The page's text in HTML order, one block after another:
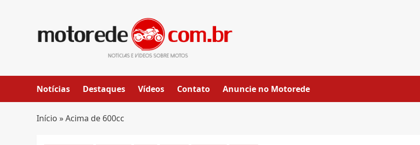
Notícias Destaques Vídeos Contato Anuncie no Motorede
Início »Acima de 600cc